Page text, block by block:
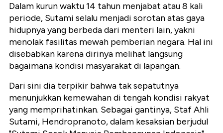
Dalam kurun waktu 14 tahun menjabat atau 8 kali
periode, Sutami selalu menjadi sorotan atas gaya
hidupnya yang berbeda dari menteri lain, yakni
menolak fasilitas mewah pemberian negara. Hal ini
disebabkan karena dirinya melihat langsung
bagaimana kondisi masyarakat di lapangan.
Dari sini dia terpikir bahwa tak sepatutnya
menunjukkan kemewahan di tengah kondisi rakyat
yang memprihatinkan. Sebagai gantinya, Staf Ahli
Sutami, Hendropranoto, dalam kesaksian berjudul